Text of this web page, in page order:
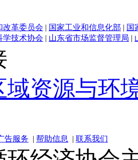
改革委员会 | 国家工业和信息化部 | 国
学技术协会 | 山东省市场监督管理局 |
域资源与环
告服务 | 帮助信息 | 联系我们